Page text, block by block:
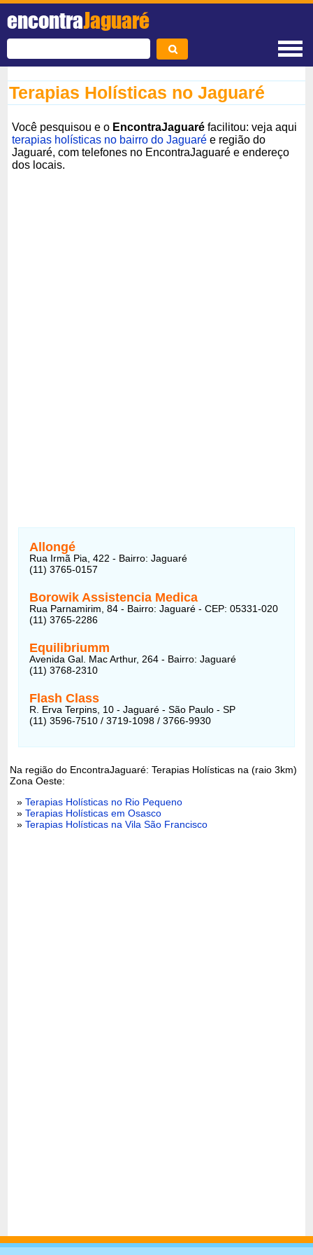
encontraJaguaré
Terapias Holísticas no Jaguaré
Você pesquisou e o EncontraJaguaré facilitou: veja aqui
terapias holísticas no bairro do Jaguaré e região do
Jaguaré, com telefones no EncontraJaguaré e endereço
dos locais.
Allongé
Rua Irmã Pia, 422 - Bairro: Jaguaré
(11) 3765-0157
Borowik Assistencia Medica
Rua Parnamirim, 84 - Bairro: Jaguaré - CEP: 05331-020
(11) 3765-2286
Equilibriumm
Avenida Gal. Mac Arthur, 264 - Bairro: Jaguaré
(11) 3768-2310
Flash Class
R. Erva Terpins, 10 - Jaguaré - São Paulo - SP
(11) 3596-7510 / 3719-1098 / 3766-9930
Na região do EncontraJaguaré: Terapias Holísticas na (raio 3km)
Zona Oeste:
»Terapias Holísticas no Rio Pequeno
»Terapias Holísticas em Osasco
»Terapias Holísticas na Vila São Francisco